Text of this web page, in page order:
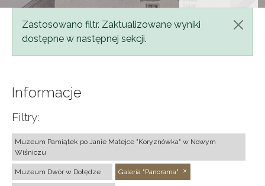
Komunikat
Zastosowano filtr. Zaktualizowane wyniki
dostępne w następnej sekcji.
Informacje
Filtry:
Muzeum Pamiątek po Janie Matejce "Koryznówka" w Nowym
Wiśniczu
Muzeum Dwór w Dołędze Galeria "Panorama"